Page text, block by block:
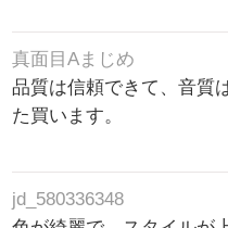
真面目Aまじめ
品質は信頼できて、音質
た買います。
jd_580336348